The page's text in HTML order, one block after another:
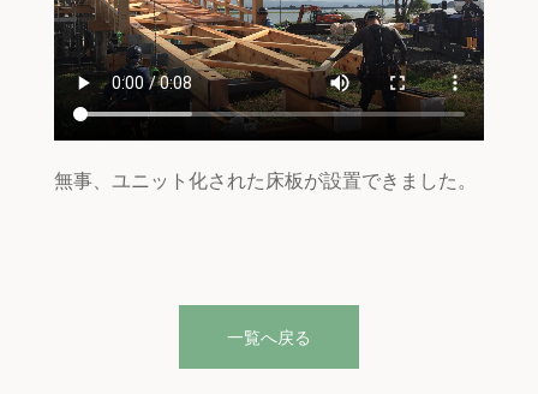
無事、ユニット化された床板が設置できました。
一覧へ戻る